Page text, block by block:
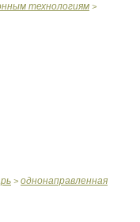
технологиям >
> однонаправленная